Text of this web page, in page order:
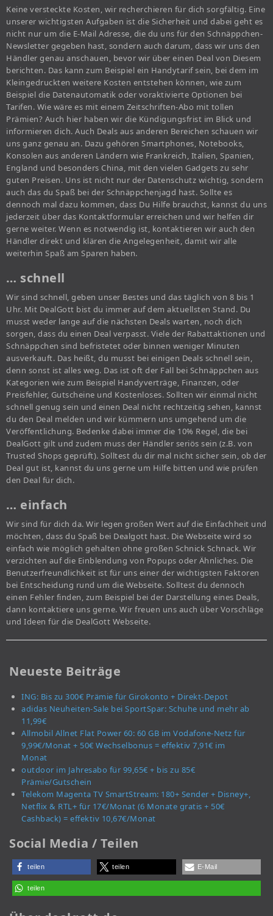
Keine versteckte Kosten, wir recherchieren für dich sorgfältig. Eine
unserer wichtigsten Aufgaben ist die Sicherheit und dabei geht es
nicht nur um die E-Mail Adresse, die du uns für den Schnäppchen-
Newsletter gegeben hast, sondern auch darum, dass wir uns den
Händler genau anschauen, bevor wir über einen Deal von Diesem
berichten. Das kann zum Beispiel ein Handytarif sein, bei dem im
Kleingedruckten weitere Kosten entstehen können, wie zum
Beispiel die Datenautomatik oder voraktivierte Optionen bei
Tarifen. Wie wäre es mit einem Zeitschriften-Abo mit tollen
Prämien? Auch hier haben wir die Kündigungsfrist im Blick und
informieren dich. Auch Deals aus anderen Bereichen schauen wir
uns ganz genau an. Dazu gehören Smartphones, Notebooks,
Konsolen aus anderen Ländern wie Frankreich, Italien, Spanien,
England und besonders China, mit den vielen Gadgets zu sehr
guten Preisen. Uns ist nicht nur der Datenschutz wichtig, sondern
auch das du Spaß bei der Schnäppchenjagd hast. Sollte es
dennoch mal dazu kommen, dass Du Hilfe brauchst, kannst du uns
jederzeit über das Kontaktformular erreichen und wir helfen dir
gerne weiter. Wenn es notwendig ist, kontaktieren wir auch den
Händler direkt und klären die Angelegenheit, damit wir alle
weiterhin Spaß am Sparen haben.
… schnell
Wir sind schnell, geben unser Bestes und das täglich von 8 bis 1
Uhr. Mit DealGott bist du immer auf dem aktuellsten Stand. Du
musst weder lange auf die nächsten Deals warten, noch dich
sorgen, dass du einen Deal verpasst. Viele der Rabattaktionen und
Schnäppchen sind befristetet oder binnen weniger Minuten
ausverkauft. Das heißt, du musst bei einigen Deals schnell sein,
denn sonst ist alles weg. Das ist oft der Fall bei Schnäppchen aus
Kategorien wie zum Beispiel Handyverträge, Finanzen, oder
Preisfehler, Gutscheine und Kostenloses. Sollten wir einmal nicht
schnell genug sein und einen Deal nicht rechtzeitig sehen, kannst
du den Deal melden und wir kümmern uns umgehend um die
Veröffentlichung. Bedenke dabei immer die 10% Regel, die bei
DealGott gilt und zudem muss der Händler seriös sein (z.B. von
Trusted Shops geprüft). Solltest du dir mal nicht sicher sein, ob der
Deal gut ist, kannst du uns gerne um Hilfe bitten und wie prüfen
den Deal für dich.
… einfach
Wir sind für dich da. Wir legen großen Wert auf die Einfachheit und
möchten, dass du Spaß bei Dealgott hast. Die Webseite wird so
einfach wie möglich gehalten ohne großen Schnick Schnack. Wir
verzichten auf die Einblendung von Popups oder Ähnliches. Die
Benutzerfreundlichkeit ist für uns einer der wichtigsten Faktoren
bei Entscheidung rund um die Webseite. Solltest du dennoch
einen Fehler finden, zum Beispiel bei der Darstellung eines Deals,
dann kontaktiere uns gerne. Wir freuen uns auch über Vorschläge
und Ideen für die DealGott Webseite.
Neueste Beiträge
ING: Bis zu 300€ Prämie für Girokonto + Direkt-Depot
adidas Neuheiten-Sale bei SportSpar: Schuhe und mehr ab
11,99€
Allmobil Allnet Flat Power 60: 60 GB im Vodafone-Netz für
9,99€/Monat + 50€ Wechselbonus = effektiv 7,91€ im
Monat
outdoor im Jahresabo für 99,65€ + bis zu 85€
Prämie/Gutschein
Telekom Magenta TV SmartStream: 180+ Sender + Disney+,
Netflix & RTL+ für 17€/Monat (6 Monate gratis + 50€
Cashback) = effektiv 10,67€/Monat
Social Media / Teilen
teilen teilen E-Mail
teilen